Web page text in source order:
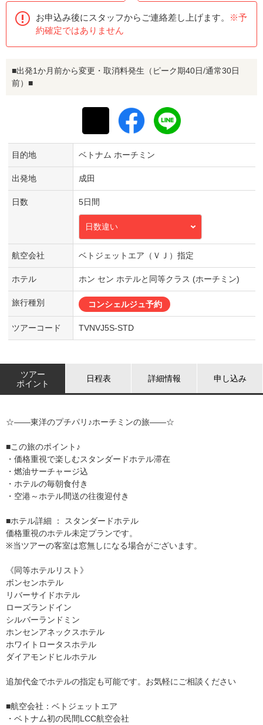
お申込み後にスタッフからご連絡差し上げます。
※予
約確定ではありません
■出発1か月前から変更・取消料発生（ピーク期40日/通常30日
前）■
目的地 ベトナム ホーチミン
出発地 成田
日数 5日間
日数違い
航空会社 ベトジェットエア（ＶＪ）指定
ホテル ホン セン ホテルと同等クラス (ホーチミン)
旅行種別 コンシェルジュ予約
ツアーコード TVNVJ5S-STD
ツアー
ポイント
日程表 詳細情報 申し込み
☆――東洋のプチパリ♪ホーチミンの旅――☆
■この旅のポイント♪
・価格重視で楽しむスタンダードホテル滞在
・燃油サーチャージ込
・ホテルの毎朝食付き
・空港～ホテル間送の往復迎付き
■ホテル詳細 ： スタンダードホテル
価格重視のホテル未定プランです。
※当ツアーの客室は窓無しになる場合がございます。
《同等ホテルリスト》
ボンセンホテル
リバーサイドホテル
ローズランドイン
シルバーランドミン
ホンセンアネックスホテル
ホワイトロータスホテル
ダイアモンドヒルホテル
追加代金でホテルの指定も可能です。お気軽にご相談ください
■航空会社：ベトジェットエア
・ベトナム初の民間LCC航空会社